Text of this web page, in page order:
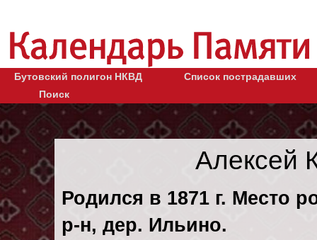
Бутовский полигон НКВД
Список пострадавших
Поиск
Алексей
Родился в 1871 г. Место
р-н, дер. Ильино.